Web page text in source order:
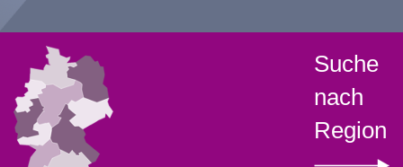
Suche
nach
Region